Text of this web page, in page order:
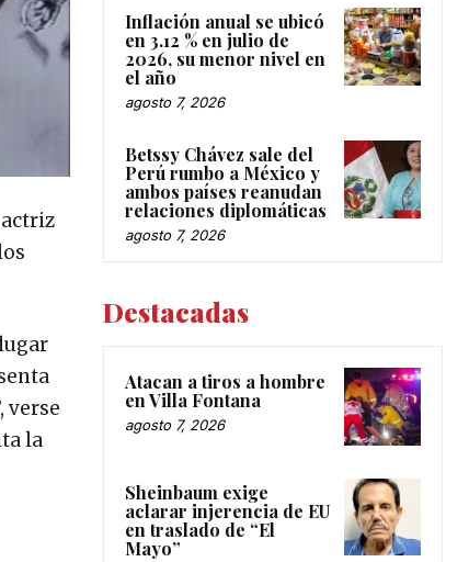
verse
la
Inflación anual se ubicó
en 3.12 % en julio de
2026, su menor nivel en
el año
agosto 7, 2026
Betssy Chávez sale del
Perú rumbo a México y
ambos países reanudan
relaciones diplomáticas
agosto 7, 2026
Destacadas
Atacan a tiros a hombre
en Villa Fontana
agosto 7, 2026
Sheinbaum exige
aclarar injerencia de EU
en traslado de “El
Mayo”